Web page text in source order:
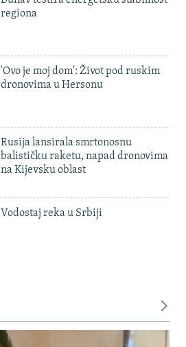
regiona
'Ovo je moj dom': Život pod ruskim
dronovima u Hersonu
Rusija lansirala smrtonosnu
balističku raketu, napad dronovima
na Kijevsku oblast
Vodostaj reka u Srbiji